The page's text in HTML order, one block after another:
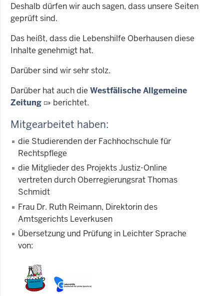
Deshalb dürfen wir auch sagen, dass unsere Seiten
geprüft sind.
Das heißt, dass die Lebenshilfe Oberhausen diese
Inhalte genehmigt hat.
Darüber sind wir sehr stolz.
Darüber hat auch die Westfälische Allgemeine
Zeitung
berichtet.
Mitgearbeitet haben:
die Studierenden der Fachhochschule für
Rechtspflege
die Mitglieder des Projekts Justiz-Online
vertreten durch Oberregierungsrat Thomas
Schmidt
Frau Dr. Ruth Reimann, Direktorin des
Amtsgerichts Leverkusen
Übersetzung und Prüfung in Leichter Sprache
von: